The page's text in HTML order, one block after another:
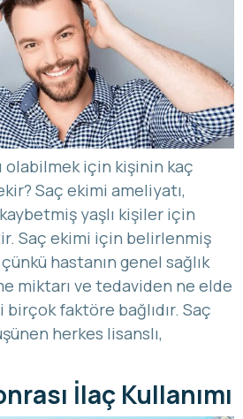
olabilmek için kişinin kaç
Saç ekimi ameliyatı,
yaşlı kişiler için
Saç ekimi için belirlenmiş
hastanın genel sağlık
miktarı ve tedaviden ne elde
faktöre bağlıdır. Saç
herkes lisanslı,
İlaç Kullanımı